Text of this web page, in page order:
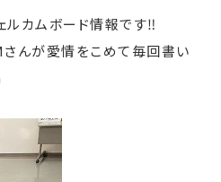
ルカムボード情報です‼
さんが愛情をこめて毎回書い